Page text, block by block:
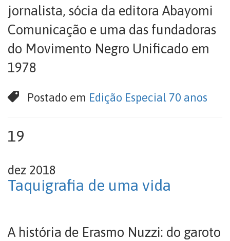
jornalista, sócia da editora Abayomi
Comunicação e uma das fundadoras
do Movimento Negro Unificado em
1978
Postado em Edição Especial 70 anos
19
dez 2018
Taquigrafia de uma vida
A história de Erasmo Nuzzi: do garoto